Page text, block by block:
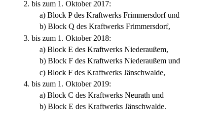
2. bis zum 1. Oktober 2017:
a) Block P des Kraftwerks Frimmersdorf und
b) Block Q des Kraftwerks Frimmersdorf,
3. bis zum 1. Oktober 2018:
a) Block E des Kraftwerks Niederaußem,
b) Block F des Kraftwerks Niederaußem und
c) Block F des Kraftwerks Jänschwalde,
4. bis zum 1. Oktober 2019:
a) Block C des Kraftwerks Neurath und
b) Block E des Kraftwerks Jänschwalde.